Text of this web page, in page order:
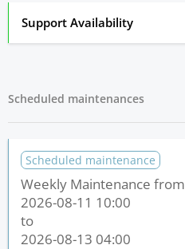
Support Availability
Scheduled maintenances
Scheduled maintenance
Weekly Maintenance from
2026-08-11 10:00
to
2026-08-13 04:00